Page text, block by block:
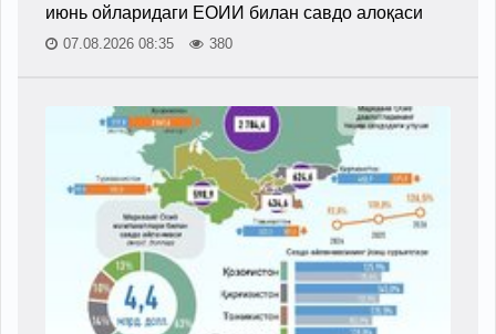
июнь ойларидаги ЕОИИ билан савдо алоқаси
07.08.2026 08:35 380